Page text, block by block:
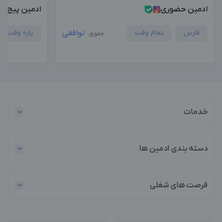
ادمین حضوری
فارس تمام وقت حقوق توافقی
ادمین پیج
پاره وقت
خدمات
دسته بندی ادمین ها
فرصت های شغلی